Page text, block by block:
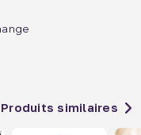
Produits similaires